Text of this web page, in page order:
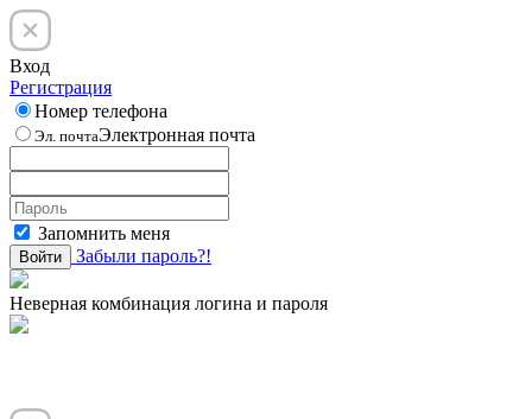
Вход
Регистрация
Номер телефона
Эл. почтаЭлектронная почта
Запомнить меня
Войти Забыли пароль?!
Неверная комбинация логина и пароля